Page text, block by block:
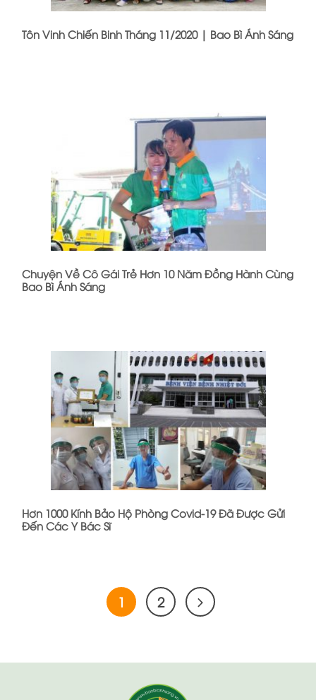
Tôn Vinh Chiến Binh Tháng 11/2020 | Bao Bì Ánh Sáng
Chuyện Về Cô Gái Trẻ Hơn 10 Năm Đồng Hành Cùng
Bao Bì Ánh Sáng
Hơn 1000 Kính Bảo Hộ Phòng Covid-19 Đã Được Gửi
Đến Các Y Bác Sĩ
1 2